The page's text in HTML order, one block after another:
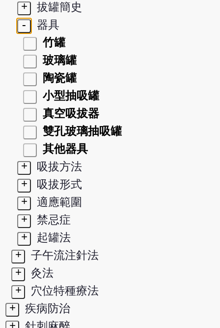
+
拔罐簡史
-
器具
竹罐
玻璃罐
陶瓷罐
小型抽吸罐
真空吸拔器
雙孔玻璃抽吸罐
其他器具
+
吸拔方法
+
吸拔形式
+
適應範圍
+
禁忌症
+
起罐法
+
子午流注針法
+
灸法
+
穴位特種療法
+
疾病防治